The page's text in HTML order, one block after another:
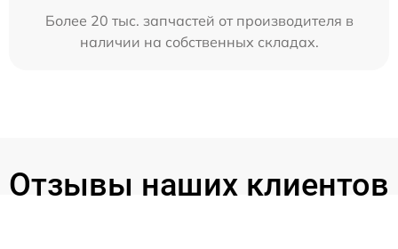
Более 20 тыс. запчастей от производителя в
наличии на собственных складах.
Отзывы наших клиентов